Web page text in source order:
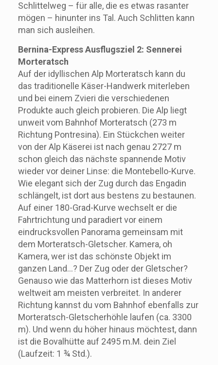
Schlittelweg – für alle, die es etwas rasanter
mögen – hinunter ins Tal. Auch Schlitten kann
man sich ausleihen.
Bernina-Express Ausflugsziel 2: Sennerei
Morteratsch
Auf der idyllischen Alp Morteratsch kann du
das traditionelle Käser-Handwerk miterleben
und bei einem Zvieri die verschiedenen
Produkte auch gleich probieren. Die Alp liegt
unweit vom Bahnhof Morteratsch (273 m
Richtung Pontresina). Ein Stückchen weiter
von der Alp Käserei ist nach genau 2727 m
schon gleich das nächste spannende Motiv
wieder vor deiner Linse: die Montebello-Kurve.
Wie elegant sich der Zug durch das Engadin
schlängelt, ist dort aus bestens zu bestaunen.
Auf einer 180-Grad-Kurve wechselt er die
Fahrtrichtung und paradiert vor einem
eindrucksvollen Panorama gemeinsam mit
dem Morteratsch-Gletscher. Kamera, oh
Kamera, wer ist das schönste Objekt im
ganzen Land…? Der Zug oder der Gletscher?
Genauso wie das Matterhorn ist dieses Motiv
weltweit am meisten verbreitet. In anderer
Richtung kannst du vom Bahnhof ebenfalls zur
Morteratsch-Gletscherhöhle laufen (ca. 3300
m). Und wenn du höher hinaus möchtest, dann
ist die Bovalhütte auf 2495 m.M. dein Ziel
(Laufzeit: 1 ¾ Std.).